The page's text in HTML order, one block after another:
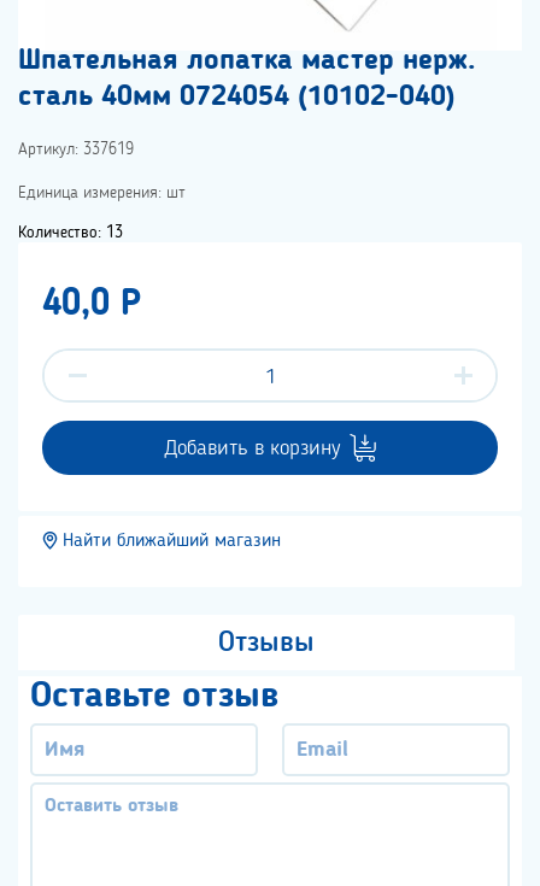
Шпательная лопатка мастер нерж.
сталь 40мм 0724054 (10102-040)
Артикул: 337619
Единица измерения: шт
Количество: 13
40,0 P
Добавить в корзину
Найти ближайший магазин
Отзывы
Оставьте отзыв